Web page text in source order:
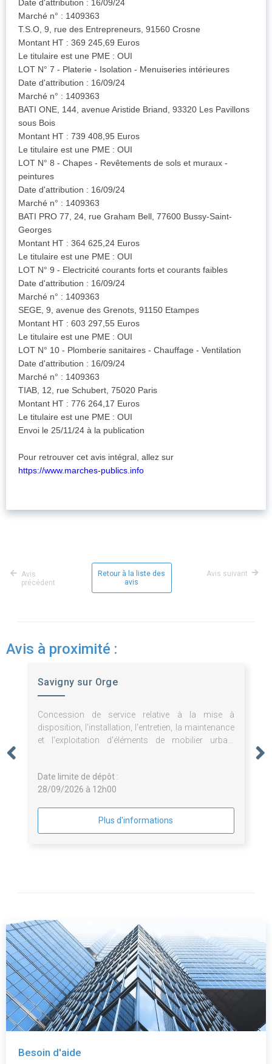
Date d'attribution : 16/09/24
Marché n° : 1409363
T.S.O, 9, rue des Entrepreneurs, 91560 Crosne
Montant HT : 369 245,69 Euros
Le titulaire est une PME : OUI
LOT N° 7 - Platerie - Isolation - Menuiseries intérieures
Date d'attribution : 16/09/24
Marché n° : 1409363
BATI ONE, 144, avenue Aristide Briand, 93320 Les Pavillons
sous Bois
Montant HT : 739 408,95 Euros
Le titulaire est une PME : OUI
LOT N° 8 - Chapes - Revêtements de sols et muraux -
peintures
Date d'attribution : 16/09/24
Marché n° : 1409363
BATI PRO 77, 24, rue Graham Bell, 77600 Bussy-Saint-
Georges
Montant HT : 364 625,24 Euros
Le titulaire est une PME : OUI
LOT N° 9 - Electricité courants forts et courants faibles
Date d'attribution : 16/09/24
Marché n° : 1409363
SEGE, 9, avenue des Grenots, 91150 Etampes
Montant HT : 603 297,55 Euros
Le titulaire est une PME : OUI
LOT N° 10 - Plomberie sanitaires - Chauffage - Ventilation
Date d'attribution : 16/09/24
Marché n° : 1409363
TIAB, 12, rue Schubert, 75020 Paris
Montant HT : 776 264,17 Euros
Le titulaire est une PME : OUI
Envoi le 25/11/24 à la publication
Pour retrouver cet avis intégral, allez sur
https://www.marches-publics.info
Avis
précédent
Retour à la liste des
avis
Avis suivant
Avis à proximité :
Savigny sur Orge
Concession de service relative à la mise à
disposition, l'installation, l'entretien, la maintenance
et l'exploitation d'éléments de mobilier urbain
Date limite de dépôt :
28/09/2026 à 12h00
Plus d'informations
Besoin d'aide